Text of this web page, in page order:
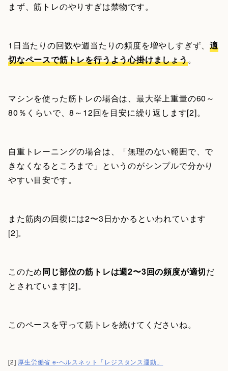
まず、筋トレのやりすぎは禁物です。
1日当たりの回数や週当たりの頻度を増やしすぎず、適
切なペースで筋トレを行うよう心掛けましょう。
マシンを使った筋トレの場合は、最大挙上重量の60～
80％くらいで、8～12回を目安に繰り返します[2]。
自重トレーニングの場合は、「無理のない範囲で、で
きなくなるところまで」というのがシンプルで分かり
やすい目安です。
また筋肉の回復には2〜3日かかるといわれています
[2]。
このため同じ部位の筋トレは週2〜3回の頻度が適切だ
とされています[2]。
このペースを守って筋トレを続けてくださいね。
[2] 厚生労働省 e-ヘルスネット「レジスタンス運動」